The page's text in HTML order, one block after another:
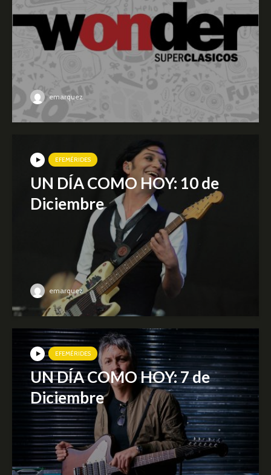
emarquez
EFEMÉRIDES
UN DÍA COMO HOY: 10 de
Diciembre
emarquez
EFEMÉRIDES
UN DÍA COMO HOY: 7 de
Diciembre